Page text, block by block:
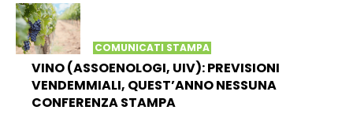
COMUNICATI STAMPA
VINO (ASSOENOLOGI, UIV): PREVISIONI
VENDEMMIALI, QUEST’ANNO NESSUNA
CONFERENZA STAMPA